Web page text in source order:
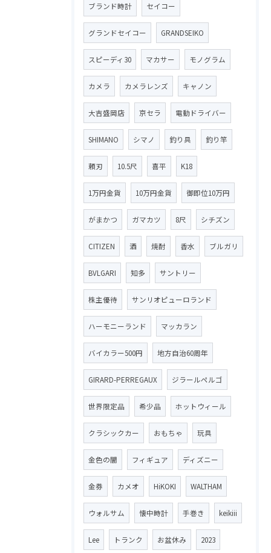
ブランド時計 セイコー
グランドセイコー GRANDSEIKO
スピーディ30 マカサー モノグラム
カメラ カメラレンズ キャノン
大吉盛岡店 京セラ 電動ドライバー
SHIMANO シマノ 釣り具 釣り竿
頼刃 10.5尺 喜平 K18
1万円金貨 10万円金貨 御即位10万円
がまかつ ガマカツ 8尺 シチズン
CITIZEN 酒 焼酎 香水 ブルガリ
BVLGARI 知多 サントリー
株主優待 サンリオピューロランド
ハーモニーランド マッカラン
バイカラー500円 地方自治60周年
GIRARD-PERREGAUX ジラールペルゴ
世界限定品 希少品 ホットウィール
クラシックカー おもちゃ 玩具
金色の闇 フィギュア ディズニー
金券 カメオ HiKOKI WALTHAM
ウォルサム 懐中時計 手巻き keikiii
Lee トランク お盆休み 2023